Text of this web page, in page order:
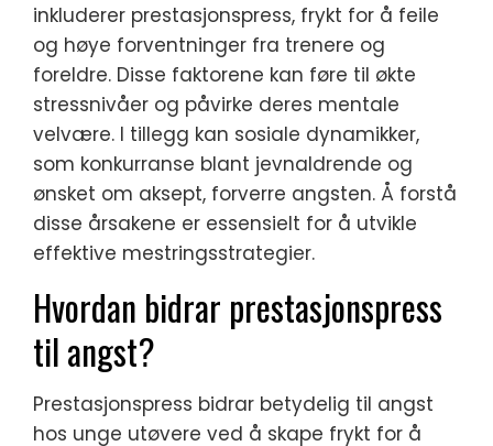
inkluderer prestasjonspress, frykt for å feile
og høye forventninger fra trenere og
foreldre. Disse faktorene kan føre til økte
stressnivåer og påvirke deres mentale
velvære. I tillegg kan sosiale dynamikker,
som konkurranse blant jevnaldrende og
ønsket om aksept, forverre angsten. Å forstå
disse årsakene er essensielt for å utvikle
effektive mestringsstrategier.
Hvordan bidrar prestasjonspress
til angst?
Prestasjonspress bidrar betydelig til angst
hos unge utøvere ved å skape frykt for å